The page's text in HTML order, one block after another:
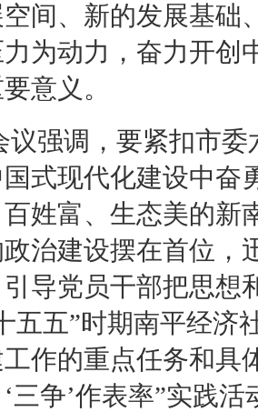
间、新的发展基础
为动力，奋力开创
意义。
议强调，要紧扣市
式现代化建设中奋
姓富、生态美的新
政治建设摆在首位，
导党员干部把思想
五五”时期南平经济
作的重点任务和具
三争’作表率”实践